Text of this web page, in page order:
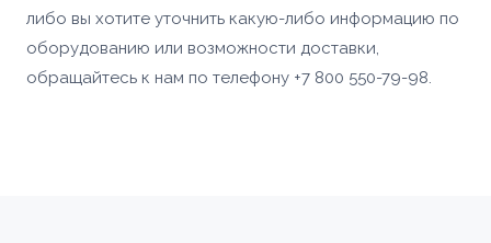
либо вы хотите уточнить какую-либо информацию по
оборудованию или возможности доставки,
обращайтесь к нам по телефону +7 800 550-79-98.